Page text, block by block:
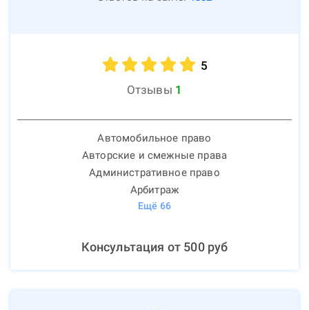
5
Отзывы 1
Автомобильное право
Авторские и смежные права
Административное право
Арбитраж
Ещё 66
Консультация от 500руб